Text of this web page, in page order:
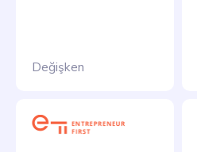
Değişken